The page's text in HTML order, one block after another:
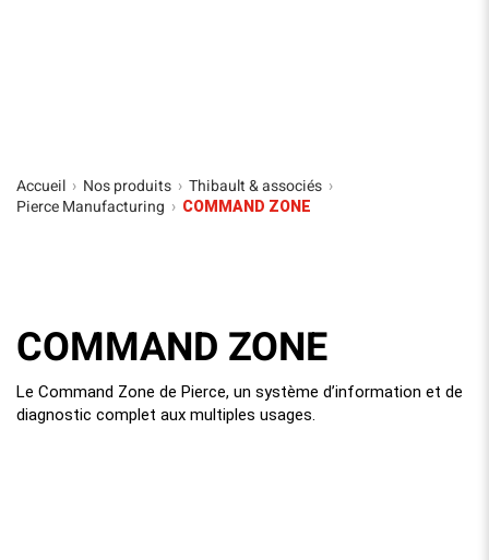
Accueil › Nos produits › Thibault & associés ›
Pierce Manufacturing › COMMAND ZONE
COMMAND ZONE
Le Command Zone de Pierce, un système d’information et de
diagnostic complet aux multiples usages.